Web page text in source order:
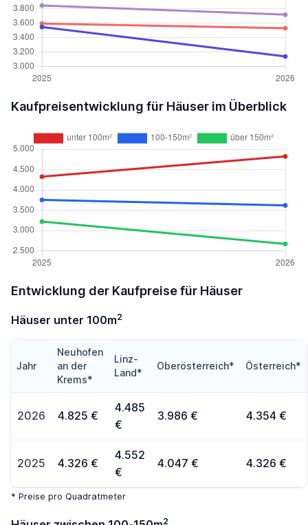
Kaufpreisentwicklung für Häuser im Überblick
Entwicklung der Kaufpreise für Häuser
Häuser unter 100m2
Jahr
Neuhofen
an der
Krems*
Linz-
Land*
Oberösterreich* Österreich*
2026 4.825 €
4.485
€
3.986 € 4.354 €
2025 4.326 €
4.552
€
4.047 € 4.326 €
* Preise pro Quadratmeter
2